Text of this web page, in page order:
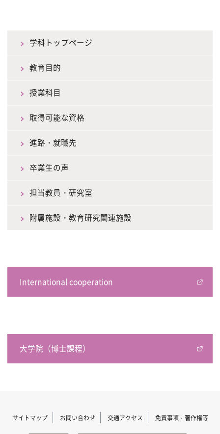
学科トップページ
教育目的
授業科目
取得可能な資格
進路・就職先
卒業生の声
担当教員・研究室
附属施設・教育研究関連施設
International cooperation
大学院（博士課程）
サイトマップ お問い合わせ 交通アクセス 免責事項・著作権等